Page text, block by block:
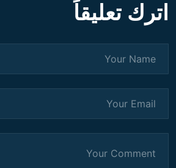
اترك تعليقاً